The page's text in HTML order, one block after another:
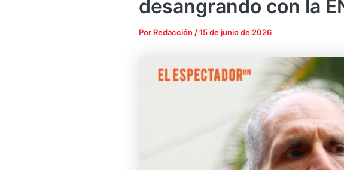
desangrando con la
Por Redacción /15 de junio de 2026